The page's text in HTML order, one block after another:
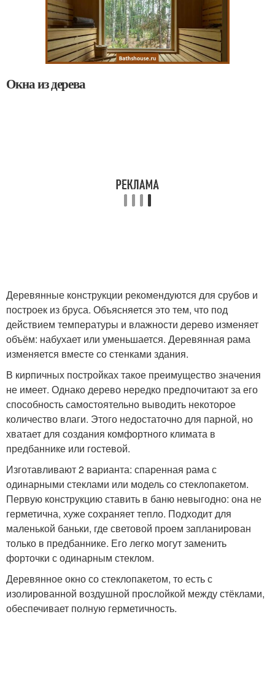
Окна из дерева
Деревянные конструкции рекомендуются для срубов и
построек из бруса. Объясняется это тем, что под
действием температуры и влажности дерево изменяет
объём: набухает или уменьшается. Деревянная рама
изменяется вместе со стенками здания.
В кирпичных постройках такое преимущество значения
не имеет. Однако дерево нередко предпочитают за его
способность самостоятельно выводить некоторое
количество влаги. Этого недостаточно для парной, но
хватает для создания комфортного климата в
предбаннике или гостевой.
Изготавливают 2 варианта: спаренная рама с
одинарными стеклами или модель со стеклопакетом.
Первую конструкцию ставить в баню невыгодно: она не
герметична, хуже сохраняет тепло. Подходит для
маленькой баньки, где световой проем запланирован
только в предбаннике. Его легко могут заменить
форточки с одинарным стеклом.
Деревянное окно со стеклопакетом, то есть с
изолированной воздушной прослойкой между стёклами,
обеспечивает полную герметичность.